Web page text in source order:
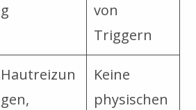
g
von
Triggern
Hautreizun
gen,
Keine
physischen